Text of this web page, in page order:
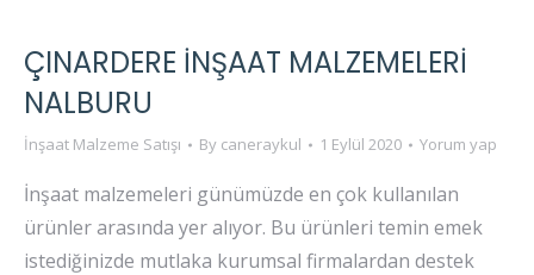
ÇINARDERE İNŞAAT MALZEMELERI
NALBURU
İnşaat Malzeme Satışı By caneraykul 1 Eylül 2020 Yorum yap
İnşaat malzemeleri günümüzde en çok kullanılan
ürünler arasında yer alıyor. Bu ürünleri temin emek
istediğinizde mutlaka kurumsal firmalardan destek